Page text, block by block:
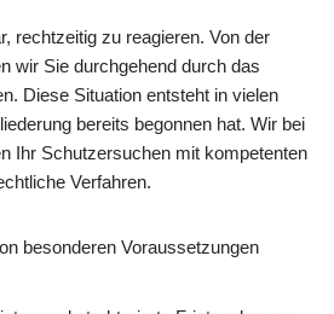
rechtzeitig zu reagieren. Von der
wir Sie durchgehend durch das
Diese Situation entsteht in vielen
bereits begonnen hat. Wir bei
Ihr Schutzersuchen mit kompetenten
Verfahren.
besonderen Voraussetzungen